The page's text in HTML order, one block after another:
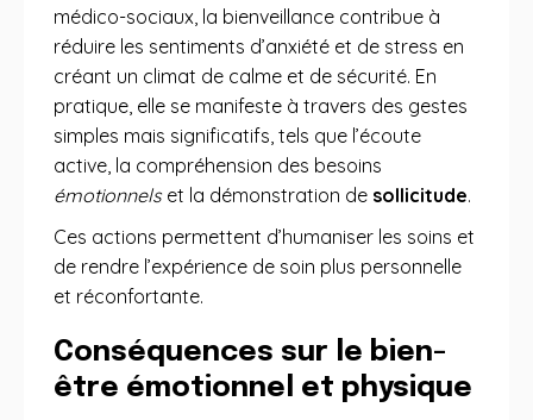
médico-sociaux, la bienveillance contribue à
réduire les sentiments d’anxiété et de stress en
créant un climat de calme et de sécurité. En
pratique, elle se manifeste à travers des gestes
simples mais significatifs, tels que l’écoute
active, la compréhension des besoins
émotionnelset la démonstration de sollicitude.
Ces actions permettent d’humaniser les soins et
de rendre l’expérience de soin plus personnelle
et réconfortante.
Conséquences sur le bien-
être émotionnel et physique